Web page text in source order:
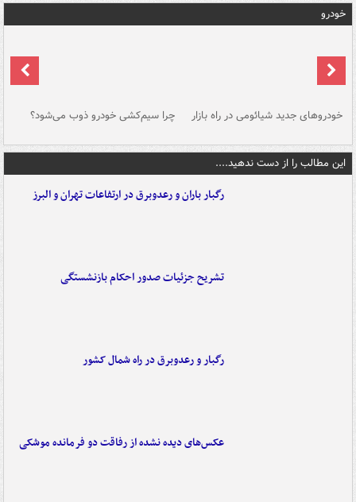
خودرو
خودروهای جدید شیائومی در راه بازار چرا سیم‌کشی خودرو ذوب می‌شود؟
این مطالب را از دست ندهید....
رگبار باران و رعدوبرق در ارتفاعات تهران و البرز
تشریح جزئیات صدور احکام بازنشستگی
رگبار و رعدوبرق در راه شمال کشور
عکس‌های دیده نشده از رفاقت دو فرمانده‌ موشکی